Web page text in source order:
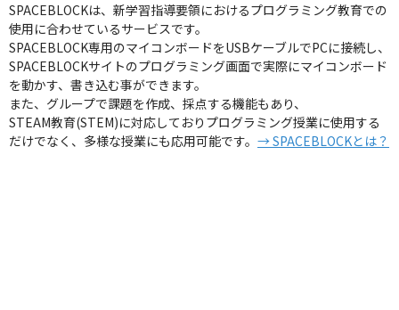
SPACEBLOCKは、新学習指導要領におけるプログラミング教育での
使用に合わせているサービスです。
SPACEBLOCK専用のマイコンボードをUSBケーブルでPCに接続し、
SPACEBLOCKサイトのプログラミング画面で実際にマイコンボード
を動かす、書き込む事ができます。
また、グループで課題を作成、採点する機能もあり、
STEAM教育(STEM)に対応しておりプログラミング授業に使用する
だけでなく、多様な授業にも応用可能です。 → SPACEBLOCKとは？